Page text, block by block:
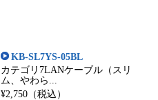
KB-SL7YS-05BL
カテゴリ7LANケーブル（スリ
ム、やわら...
¥2,750（税込）